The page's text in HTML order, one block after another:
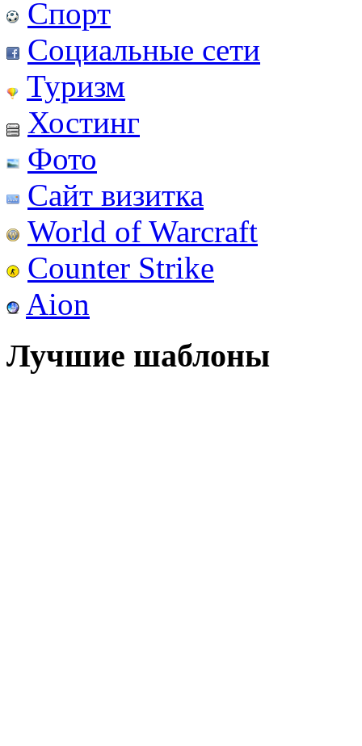
Спорт
Социальные сети
Туризм
Хостинг
Фото
Сайт визитка
World of Warcraft
Counter Strike
Aion
Лучшие шаблоны